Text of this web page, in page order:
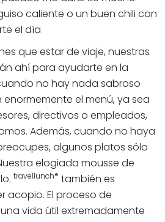
caliente o un buen chili con
el día
que estar de viaje, nuestras
ahí para ayudarte en la
no hay nada sabroso
enormemente el menú, ya sea
directivos o empleados,
Además, cuando no haya
algunos platos sólo
elogiada mousse de
travellunch® también es
acopio. El proceso de
vida útil extremadamente